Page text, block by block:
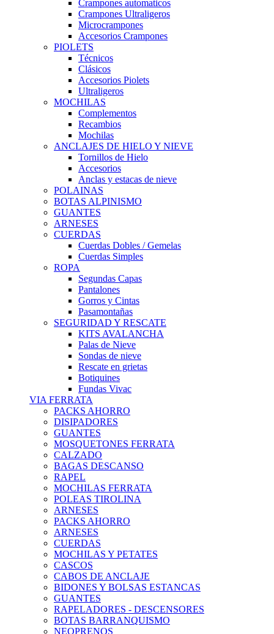
Crampones automaticos
Crampones Ultraligeros
Microcrampones
Accesorios Crampones
PIOLETS
Técnicos
Clásicos
Accesorios Piolets
Ultraligeros
MOCHILAS
Complementos
Recambios
Mochilas
ANCLAJES DE HIELO Y NIEVE
Tornillos de Hielo
Accesorios
Anclas y estacas de nieve
POLAINAS
BOTAS ALPINISMO
GUANTES
ARNESES
CUERDAS
Cuerdas Dobles / Gemelas
Cuerdas Simples
ROPA
Segundas Capas
Pantalones
Gorros y Cintas
Pasamontañas
SEGURIDAD Y RESCATE
KITS AVALANCHA
Palas de Nieve
Sondas de nieve
Rescate en grietas
Botiquines
Fundas Vivac
VIA FERRATA
PACKS AHORRO
DISIPADORES
GUANTES
MOSQUETONES FERRATA
CALZADO
BAGAS DESCANSO
RAPEL
MOCHILAS FERRATA
POLEAS TIROLINA
ARNESES
PACKS AHORRO
ARNESES
CUERDAS
MOCHILAS Y PETATES
CASCOS
CABOS DE ANCLAJE
BIDONES Y BOLSAS ESTANCAS
GUANTES
RAPELADORES - DESCENSORES
BOTAS BARRANQUISMO
NEOPRENOS